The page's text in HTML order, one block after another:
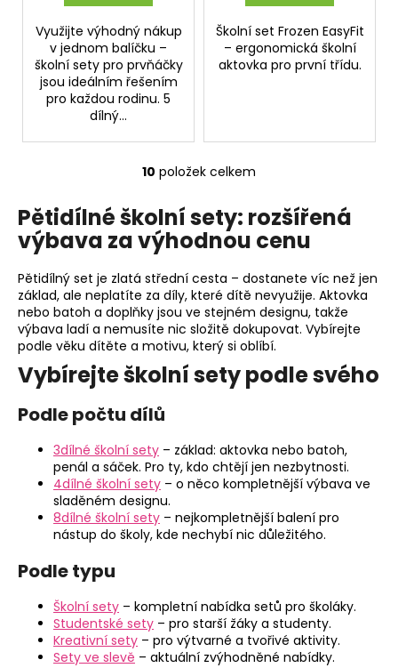
Využijte výhodný nákup
v jednom balíčku –
školní sety pro prvňáčky
jsou ideálním řešením
pro každou rodinu. 5
dílný...
Školní set Frozen EasyFit
– ergonomická školní
aktovka pro první třídu.
O
l
á
a
c
í
p
r
v
ý
p
i
s
u
10 položek celkem
Pětidílné školní sety: rozšířená
výbava za výhodnou cenu
Pětidílný set je zlatá střední cesta – dostanete víc než jen
základ, ale neplatíte za díly, které dítě nevyužije. Aktovka
nebo batoh a doplňky jsou ve stejném designu, takže
výbava ladí a nemusíte nic složitě dokupovat. Vybírejte
podle věku dítěte a motivu, který si oblíbí.
Vybírejte školní sety podle svého
Podle počtu dílů
3dílné školní sety – základ: aktovka nebo batoh,
penál a sáček. Pro ty, kdo chtějí jen nezbytnosti.
4dílné školní sety – o něco kompletnější výbava ve
sladěném designu.
8dílné školní sety – nejkompletnější balení pro
nástup do školy, kde nechybí nic důležitého.
Podle typu
Školní sety – kompletní nabídka setů pro školáky.
Studentské sety – pro starší žáky a studenty.
Kreativní sety – pro výtvarné a tvořivé aktivity.
Sety ve slevě – aktuální zvýhodněné nabídky.